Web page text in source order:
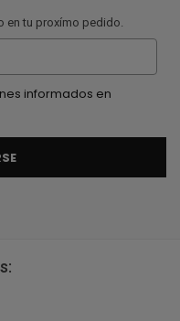
en tu proxímo pedido.
informados en